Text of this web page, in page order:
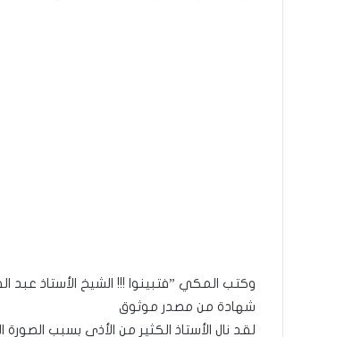
وكتب المكي ”فتبينوا !!! الشيخ الأستاذ عبد
شهادة من مصدر موثوق
لقد نال الأستاذ الكثير من الأذى بسبب